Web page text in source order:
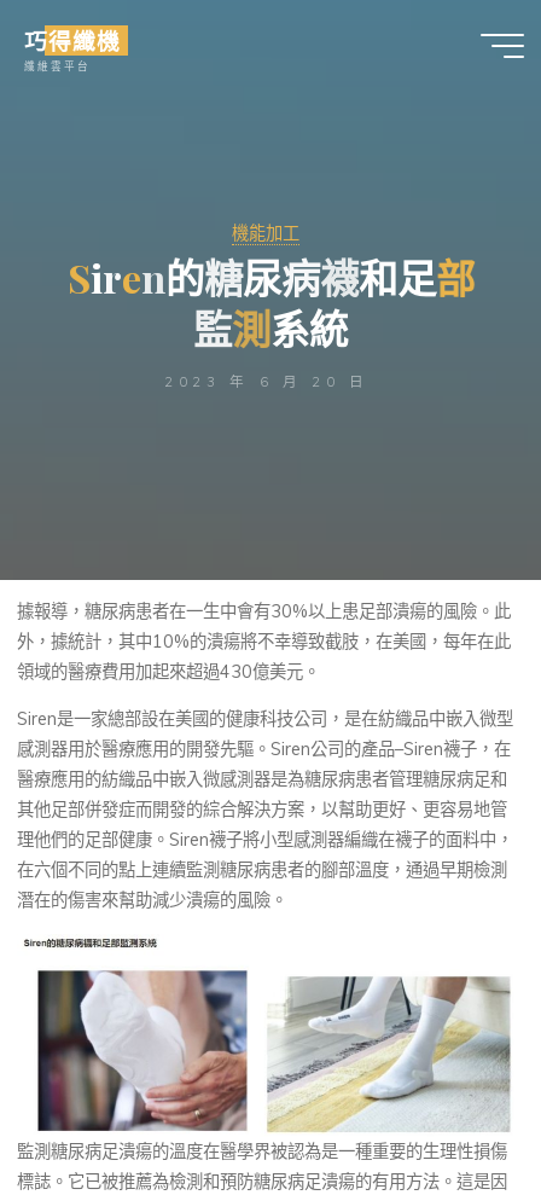
content
巧得纖機
纖維雲平台
機能加工
S
Sire
en的糖尿病襪和足部
部
監測
測系統
2023 年 6 月 20 日
據報導，糖尿病患者在一生中會有30%以上患足部潰瘍的風險。此
外，據統計，其中10%的潰瘍將不幸導致截肢，在美國，每年在此
領域的醫療費用加起來超過430億美元。
Siren是一家總部設在美國的健康科技公司，是在紡織品中嵌入微型
感測器用於醫療應用的開發先驅。Siren公司的產品–Siren襪子，在
醫療應用的紡織品中嵌入微感測器是為糖尿病患者管理糖尿病足和
其他足部併發症而開發的綜合解決方案，以幫助更好、更容易地管
理他們的足部健康。Siren襪子將小型感測器編織在襪子的面料中，
在六個不同的點上連續監測糖尿病患者的腳部溫度，通過早期檢測
潛在的傷害來幫助減少潰瘍的風險。
監測糖尿病足潰瘍的溫度在醫學界被認為是一種重要的生理性損傷
標誌。它已被推薦為檢測和預防糖尿病足潰瘍的有用方法。這是因